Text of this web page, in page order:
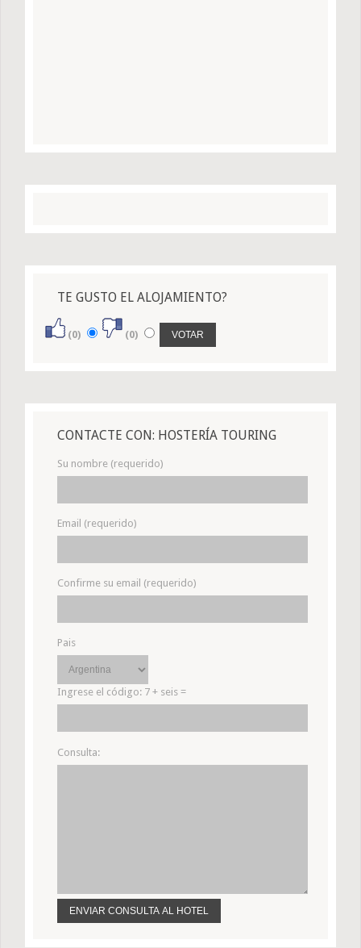
TE GUSTO EL ALOJAMIENTO?
(0) (0)
CONTACTE CON: HOSTERÍA TOURING
Su nombre (requerido)
Email (requerido)
Confirme su email (requerido)
Pais
Ingrese el código: 7 + seis =
Consulta: